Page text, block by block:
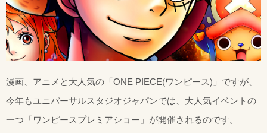
漫画、アニメと大人気の「ONE PIECE(ワンピース)」ですが、
今年もユニバーサルスタジオジャパンでは、大人気イベントの
一つ「ワンピースプレミアショー」が開催されるのです。